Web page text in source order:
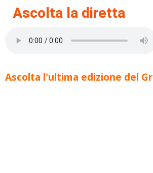
Ascolta la diretta
Ascolta l'ultima edizione del Gr